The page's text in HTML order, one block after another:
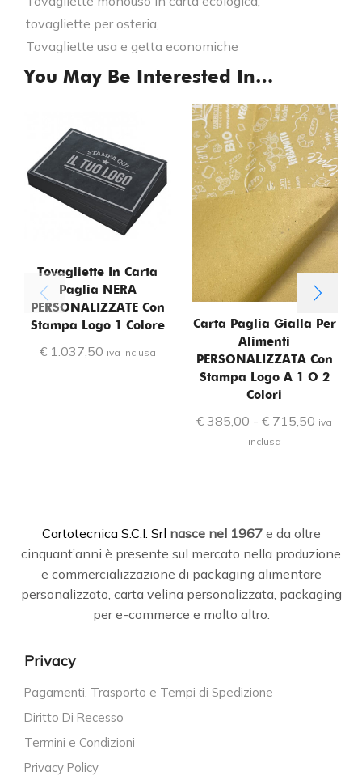
tovagliette per osteria
Tovagliette usa e getta economiche
You May Be Interested In…
Tovagliette In Carta
Paglia NERA
PERSONALIZZATE Con
Stampa Logo 1 Colore
€1.037,50 iva inclusa
Carta Paglia Gialla Per
Alimenti
PERSONALIZZATA Con
Stampa Logo A 1 O 2
Colori
€ 385,00 - € 715,50 iva
inclusa
Cartotecnica S.C.I. Srl nasce nel 1967e da oltre
cinquant’anni è presente sul mercato nella produzione
e commercializzazione di packaging alimentare
personalizzato, carta velina personalizzata, packaging
per e-commerce e molto altro.
Privacy
Pagamenti, Trasporto e Tempi di Spedizione
Diritto Di Recesso
Termini e Condizioni
Privacy Policy